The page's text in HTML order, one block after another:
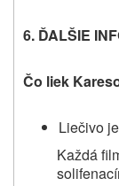
6. ĎALŠIE
Čo liek
Liečivo
Každá